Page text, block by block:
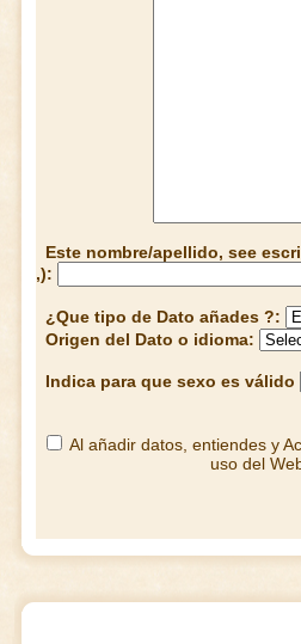
Este nombre/apellido, see
,):
¿Que tipo de Dato añades ?:
Origen del Dato o idioma:
Indica para que sexo es válido
Al añadir datos, entiendes y
uso del